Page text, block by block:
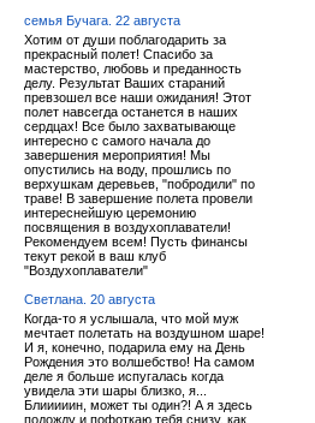
семья Бучага. 22 августа
Хотим от души поблагодарить за
прекрасный полет! Спасибо за
мастерство, любовь и преданность
делу. Результат Ваших стараний
превзошел все наши ожидания! Этот
полет навсегда останется в наших
сердцах! Все было захватывающе
интересно с самого начала до
завершения мероприятия! Мы
опустились на воду, прошлись по
верхушкам деревьев, "побродили" по
траве! В завершение полета провели
интереснейшую церемонию
посвящения в воздухоплаватели!
Рекомендуем всем! Пусть финансы
текут рекой в ваш клуб
"Воздухоплаватели"
Светлана. 20 августа
Когда-то я услышала, что мой муж
мечтает полетать на воздушном шаре!
И я, конечно, подарила ему на День
Рождения это волшебство! На самом
деле я больше испугалась когда
увидела эти шары близко, я...
Блииииин, может ты один?! А я здесь
подожду и пофоткаю тебя снизу, как